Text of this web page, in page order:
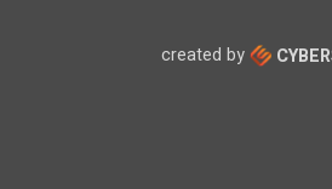
created by CYBER